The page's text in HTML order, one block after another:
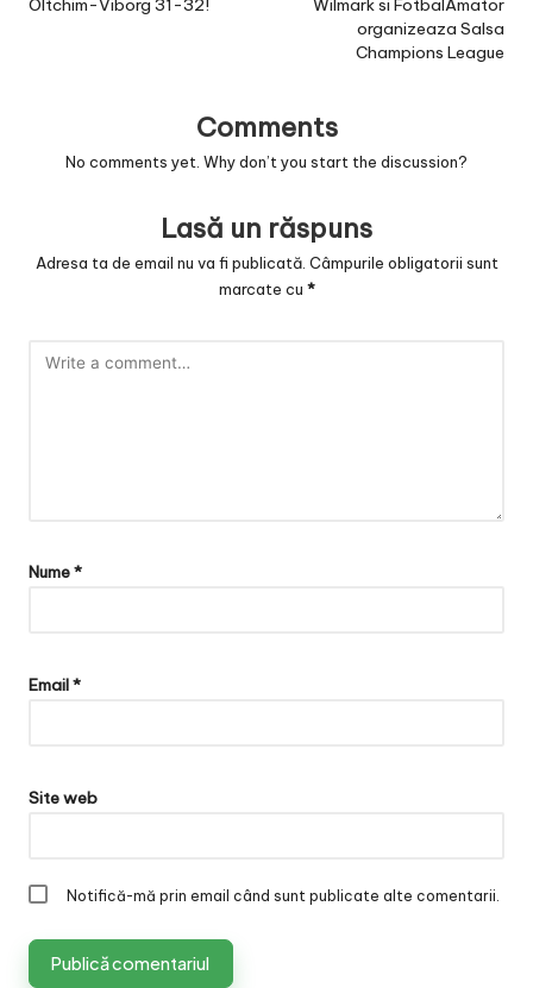
Oltchim-Viborg 31-32!
Wilmark si FotbalAmator
organizeaza Salsa
Champions League
Comments
No comments yet. Why don’t you start the discussion?
Lasă un răspuns
Adresa ta de email nu va fi publicată. Câmpurile obligatorii sunt
marcate cu *
Nume*
Email*
Site web
Notifică-mă prin email când sunt publicate alte comentarii.